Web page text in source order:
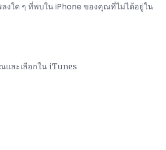
ลงใด ๆ ที่พบใน iPhone ของคุณที่ไม่ได้อยู่ใน
และเลือกใน iTunes